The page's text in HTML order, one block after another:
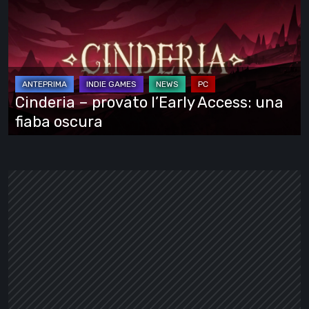
provato
l’Early
Access:
una
fiaba
oscura
Cinderia – provato l’Early Access: una
fiaba oscura